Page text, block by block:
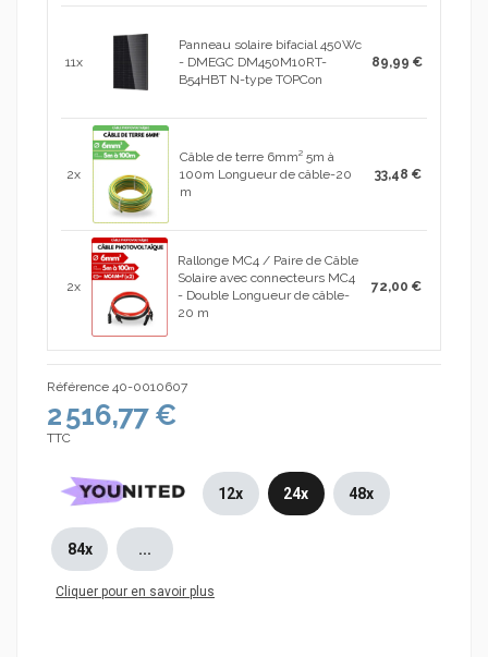
11x
Panneau solaire bifacial 450Wc
- DMEGC DM450M10RT-
B54HBT N-type TOPCon
89,99 €
2x
Câble de terre 6mm² 5m à
100m Longueur de câble-20
m
33,48 €
2x
Rallonge MC4 / Paire de Câble
Solaire avec connecteurs MC4
- Double Longueur de câble-
20 m
72,00 €
Référence 40-0010607
2 516,77 €
TTC
12x 24x 48x
84x ...
Cliquer pour en savoir plus